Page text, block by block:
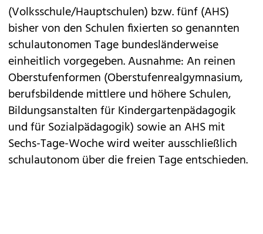
(Volksschule/Hauptschulen) bzw. fünf (AHS)
bisher von den Schulen fixierten so genannten
schulautonomen Tage bundesländerweise
einheitlich vorgegeben. Ausnahme: An reinen
Oberstufenformen (Oberstufenrealgymnasium,
berufsbildende mittlere und höhere Schulen,
Bildungsanstalten für Kindergartenpädagogik
und für Sozialpädagogik) sowie an AHS mit
Sechs-Tage-Woche wird weiter ausschließlich
schulautonom über die freien Tage entschieden.